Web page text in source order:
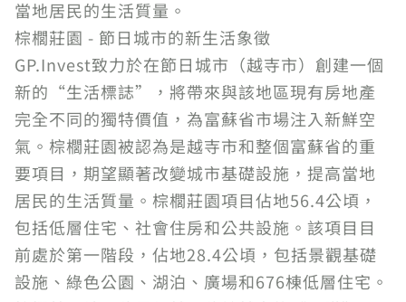
當地居民的生活質量。
棕櫚莊園 - 節日城市的新生活象徵
GP.Invest致力於在節日城市（越寺市）創建一個
新的“生活標誌”，將帶來與該地區現有房地產
完全不同的獨特價值，為富蘇省市場注入新鮮空
氣。棕櫚莊園被認為是越寺市和整個富蘇省的重
要項目，期望顯著改變城市基礎設施，提高當地
居民的生活質量。棕櫚莊園項目佔地56.4公頃，
包括低層住宅、社會住房和公共設施。該項目目
前處於第一階段，佔地28.4公頃，包括景觀基礎
設施、綠色公園、湖泊、廣場和676棟低層住宅。